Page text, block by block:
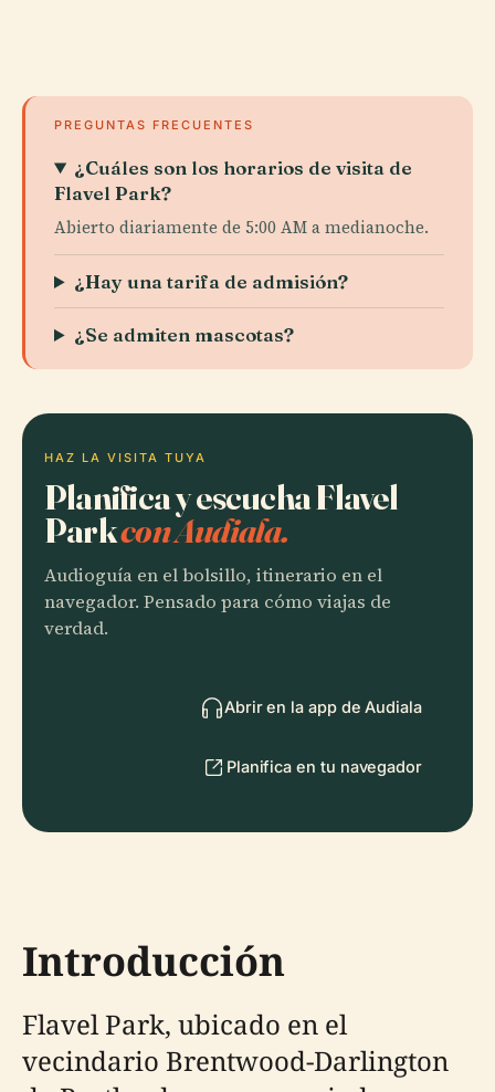
PREGUNTAS FRECUENTES
¿Cuáles son los horarios de visita de
Flavel Park?
Abierto diariamente de 5:00 AM a medianoche.
¿Hay una tarifa de admisión?
¿Se admiten mascotas?
HAZ LA VISITA TUYA
Planifica y escucha Flavel
Parkcon Audiala.
Audioguía en el bolsillo, itinerario en el
navegador. Pensado para cómo viajas de
verdad.
Abrir en la app de Audiala
Planifica en tu navegador
Introducción
Flavel Park, ubicado en el
vecindario Brentwood-Darlington